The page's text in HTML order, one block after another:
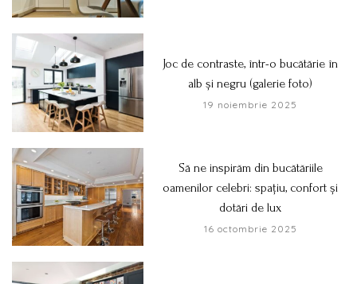
Joc de contraste, într-o bucătărie în
alb și negru (galerie foto)
19 noiembrie 2025
Să ne inspirăm din bucătăriile
oamenilor celebri: spațiu, confort și
dotări de lux
16 octombrie 2025